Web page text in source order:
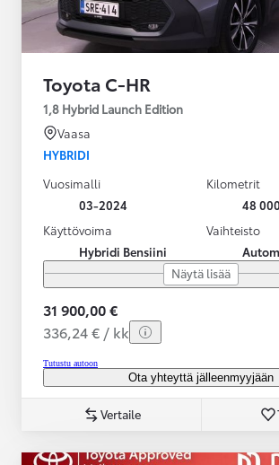
Toyota C-HR
1,8 Hybrid Launch Edition
Vaasa
HYBRIDI
Vuosimalli
03-2024
Kilometrit
48
Käyttövoima
Hybridi Bensiini
Vaihteisto
Näytä lisää
31 900,00 €
336,24 € / kk
Tutustu autoon
Ota yhteyttä jälleenmyyjään
Vertaile